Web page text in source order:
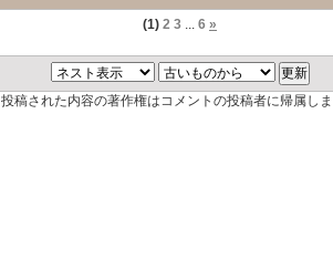
(1) 2 3 ... 6 »
投稿された内容の著作権はコメントの投稿者に帰属し